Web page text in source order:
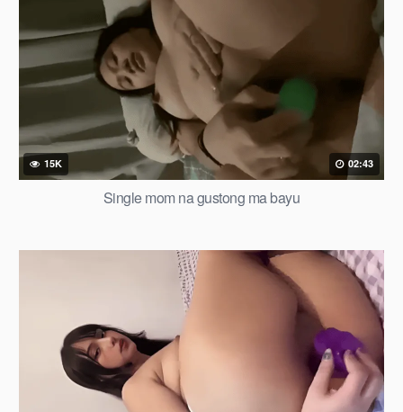
15K 02:43
Single mom na gustong ma bayu